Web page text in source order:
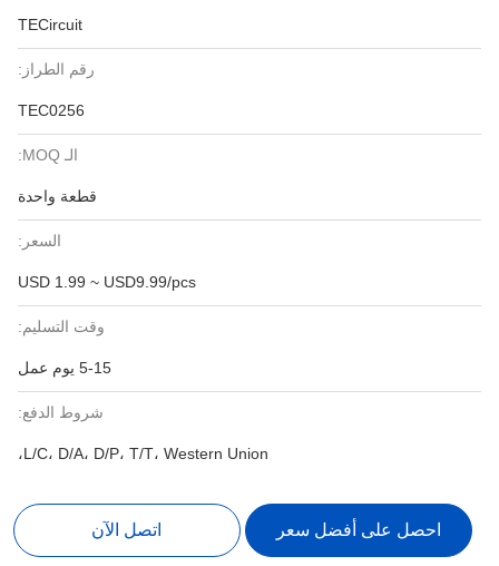
TECircuit
رقم الطراز:
TEC0256
الـ MOQ:
قطعة واحدة
السعر:
USD 1.99 ~ USD9.99/pcs
وقت التسليم:
5-15 يوم عمل
شروط الدفع:
L/C، D/A، D/P، T/T، Western Union،
احصل على أفضل سعر اتصل الآن